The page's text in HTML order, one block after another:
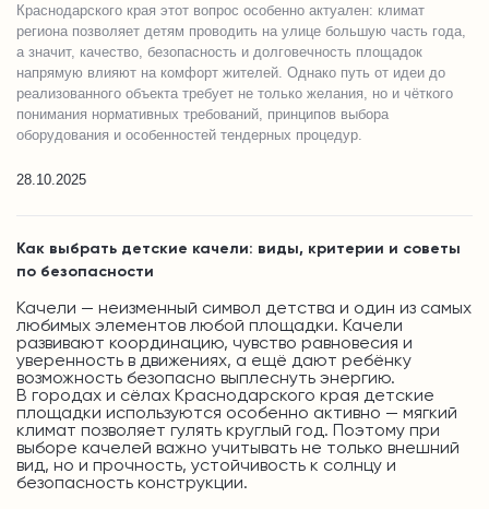
Краснодарского края этот вопрос особенно актуален: климат
региона позволяет детям проводить на улице большую часть года,
а значит, качество, безопасность и долговечность площадок
напрямую влияют на комфорт жителей. Однако путь от идеи до
реализованного объекта требует не только желания, но и чёткого
понимания нормативных требований, принципов выбора
оборудования и особенностей тендерных процедур.
28.10.2025
Как выбрать детские качели: виды, критерии и советы
по безопасности
Качели — неизменный символ детства и один из самых
любимых элементов любой площадки. Качели
развивают координацию, чувство равновесия и
уверенность в движениях, а ещё дают ребёнку
возможность безопасно выплеснуть энергию.
В городах и сёлах Краснодарского края детские
площадки используются особенно активно — мягкий
климат позволяет гулять круглый год. Поэтому при
выборе качелей важно учитывать не только внешний
вид, но и прочность, устойчивость к солнцу и
безопасность конструкции.